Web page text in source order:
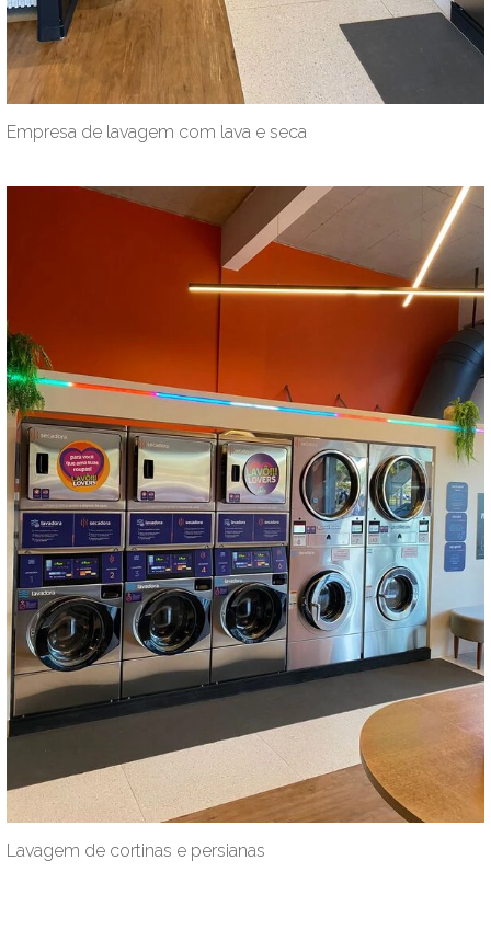
Empresa de lavagem com lava e seca
Lavagem de cortinas e persianas